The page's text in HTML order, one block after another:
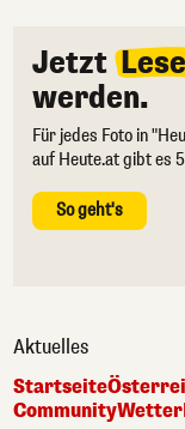
Jetzt
werden.
Für jedes Foto in
auf Heute.at gibt es
So geht's
Aktuelles
Startseite
CommunityWetter